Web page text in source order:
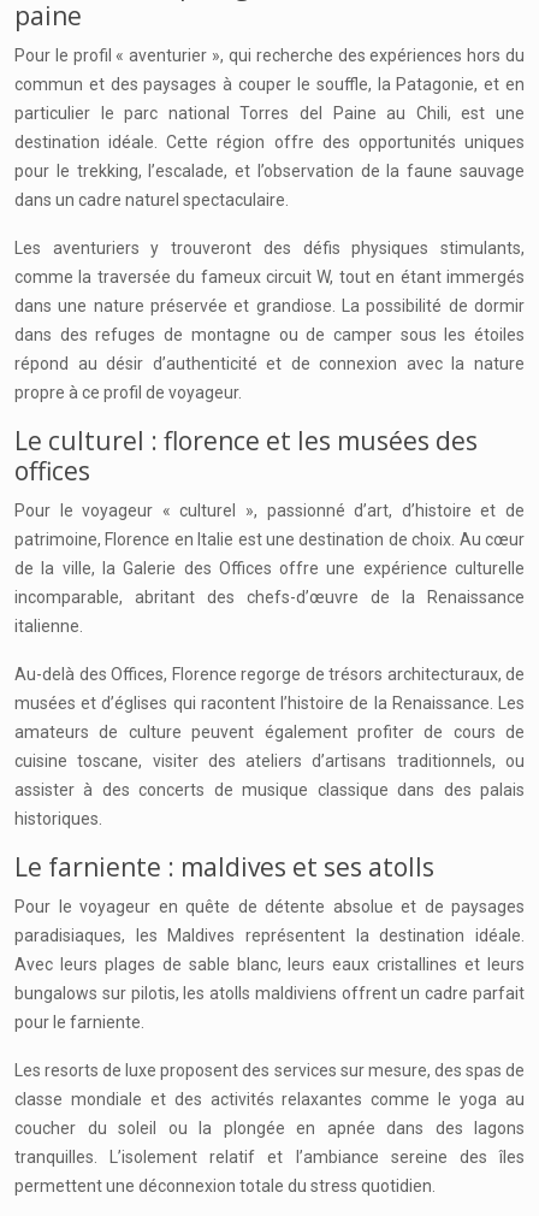
paine
Pour le profil « aventurier », qui recherche des expériences hors du
commun et des paysages à couper le souffle, la Patagonie, et en
particulier le parc national Torres del Paine au Chili, est une
destination idéale. Cette région offre des opportunités uniques
pour le trekking, l’escalade, et l’observation de la faune sauvage
dans un cadre naturel spectaculaire.
Les aventuriers y trouveront des défis physiques stimulants,
comme la traversée du fameux circuit W, tout en étant immergés
dans une nature préservée et grandiose. La possibilité de dormir
dans des refuges de montagne ou de camper sous les étoiles
répond au désir d’authenticité et de connexion avec la nature
propre à ce profil de voyageur.
Le culturel : florence et les musées des
offices
Pour le voyageur « culturel », passionné d’art, d’histoire et de
patrimoine, Florence en Italie est une destination de choix. Au cœur
de la ville, la Galerie des Offices offre une expérience culturelle
incomparable, abritant des chefs-d’œuvre de la Renaissance
italienne.
Au-delà des Offices, Florence regorge de trésors architecturaux, de
musées et d’églises qui racontent l’histoire de la Renaissance. Les
amateurs de culture peuvent également profiter de cours de
cuisine toscane, visiter des ateliers d’artisans traditionnels, ou
assister à des concerts de musique classique dans des palais
historiques.
Le farniente : maldives et ses atolls
Pour le voyageur en quête de détente absolue et de paysages
paradisiaques, les Maldives représentent la destination idéale.
Avec leurs plages de sable blanc, leurs eaux cristallines et leurs
bungalows sur pilotis, les atolls maldiviens offrent un cadre parfait
pour le farniente.
Les resorts de luxe proposent des services sur mesure, des spas de
classe mondiale et des activités relaxantes comme le yoga au
coucher du soleil ou la plongée en apnée dans des lagons
tranquilles. L’isolement relatif et l’ambiance sereine des îles
permettent une déconnexion totale du stress quotidien.